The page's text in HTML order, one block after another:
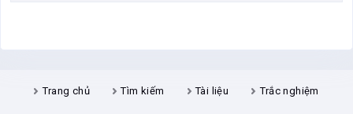
Trang chủ Tìm kiếm Tài liệu Trắc nghiệm